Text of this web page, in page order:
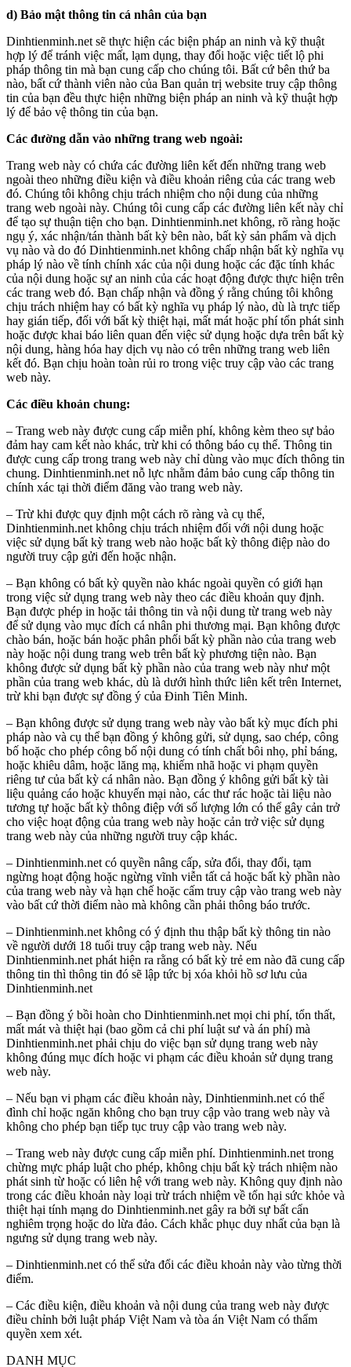
d) Bảo mật thông tin cá nhân của bạn
Dinhtienminh.net sẽ thực hiện các biện pháp an ninh và kỹ thuật
hợp lý để tránh việc mất, lạm dụng, thay đổi hoặc việc tiết lộ phi
pháp thông tin mà bạn cung cấp cho chúng tôi. Bất cứ bên thứ ba
nào, bất cứ thành viên nào của Ban quản trị website truy cập thông
tin của bạn đều thực hiện những biện pháp an ninh và kỹ thuật hợp
lý để bảo vệ thông tin của bạn.
Các đường dẫn vào những trang web ngoài:
Trang web này có chứa các đường liên kết đến những trang web
ngoài theo những điều kiện và điều khoản riêng của các trang web
đó. Chúng tôi không chịu trách nhiệm cho nội dung của những
trang web ngoài này. Chúng tôi cung cấp các đường liên kết này chỉ
để tạo sự thuận tiện cho bạn. Dinhtienminh.net không, rõ ràng hoặc
ngụ ý, xác nhận/tán thành bất kỳ bên nào, bất kỳ sản phẩm và dịch
vụ nào và do đó Dinhtienminh.net không chấp nhận bất kỳ nghĩa vụ
pháp lý nào về tính chính xác của nội dung hoặc các đặc tính khác
của nội dung hoặc sự an ninh của các hoạt động được thực hiện trên
các trang web đó. Bạn chấp nhận và đồng ý rằng chúng tôi không
chịu trách nhiệm hay có bất kỳ nghĩa vụ pháp lý nào, dù là trực tiếp
hay gián tiếp, đối với bất kỳ thiệt hại, mất mát hoặc phí tổn phát sinh
hoặc được khai báo liên quan đến việc sử dụng hoặc dựa trên bất kỳ
nội dung, hàng hóa hay dịch vụ nào có trên những trang web liên
kết đó. Bạn chịu hoàn toàn rủi ro trong việc truy cập vào các trang
web này.
Các điều khoản chung:
– Trang web này được cung cấp miễn phí, không kèm theo sự bảo
đảm hay cam kết nào khác, trừ khi có thông báo cụ thể. Thông tin
được cung cấp trong trang web này chỉ dùng vào mục đích thông tin
chung. Dinhtienminh.net nỗ lực nhằm đảm bảo cung cấp thông tin
chính xác tại thời điểm đăng vào trang web này.
– Trừ khi được quy định một cách rõ ràng và cụ thể,
Dinhtienminh.net không chịu trách nhiệm đối với nội dung hoặc
việc sử dụng bất kỳ trang web nào hoặc bất kỳ thông điệp nào do
người truy cập gửi đến hoặc nhận.
– Bạn không có bất kỳ quyền nào khác ngoài quyền có giới hạn
trong việc sử dụng trang web này theo các điều khoản quy định.
Bạn được phép in hoặc tải thông tin và nội dung từ trang web này
để sử dụng vào mục đích cá nhân phi thương mại. Bạn không được
chào bán, hoặc bán hoặc phân phối bất kỳ phần nào của trang web
này hoặc nội dung trang web trên bất kỳ phương tiện nào. Bạn
không được sử dụng bất kỳ phần nào của trang web này như một
phần của trang web khác, dù là dưới hình thức liên kết trên Internet,
trừ khi bạn được sự đồng ý của Đinh Tiên Minh.
– Bạn không được sử dụng trang web này vào bất kỳ mục đích phi
pháp nào và cụ thể bạn đồng ý không gửi, sử dụng, sao chép, công
bố hoặc cho phép công bố nội dung có tính chất bôi nhọ, phỉ báng,
hoặc khiêu dâm, hoặc lăng mạ, khiếm nhã hoặc vi phạm quyền
riêng tư của bất kỳ cá nhân nào. Bạn đồng ý không gửi bất kỳ tài
liệu quảng cáo hoặc khuyến mại nào, các thư rác hoặc tài liệu nào
tương tự hoặc bất kỳ thông điệp với số lượng lớn có thể gây cản trở
cho việc hoạt động của trang web này hoặc cản trở việc sử dụng
trang web này của những người truy cập khác.
– Dinhtienminh.net có quyền nâng cấp, sửa đổi, thay đổi, tạm
ngừng hoạt động hoặc ngừng vĩnh viễn tất cả hoặc bất kỳ phần nào
của trang web này và hạn chế hoặc cấm truy cập vào trang web này
vào bất cứ thời điểm nào mà không cần phải thông báo trước.
– Dinhtienminh.net không có ý định thu thập bất kỳ thông tin nào
về người dưới 18 tuổi truy cập trang web này. Nếu
Dinhtienminh.net phát hiện ra rằng có bất kỳ trẻ em nào đã cung cấp
thông tin thì thông tin đó sẽ lập tức bị xóa khỏi hồ sơ lưu của
Dinhtienminh.net
– Bạn đồng ý bồi hoàn cho Dinhtienminh.net mọi chi phí, tổn thất,
mất mát và thiệt hại (bao gồm cả chi phí luật sư và án phí) mà
Dinhtienminh.net phải chịu do việc bạn sử dụng trang web này
không đúng mục đích hoặc vi phạm các điều khoản sử dụng trang
web này.
– Nếu bạn vi phạm các điều khoản này, Dinhtienminh.net có thể
đình chỉ hoặc ngăn không cho bạn truy cập vào trang web này và
không cho phép bạn tiếp tục truy cập vào trang web này.
– Trang web này được cung cấp miễn phí. Dinhtienminh.net trong
chừng mực pháp luật cho phép, không chịu bất kỳ trách nhiệm nào
phát sinh từ hoặc có liên hệ với trang web này. Không quy định nào
trong các điều khoản này loại trừ trách nhiệm về tổn hại sức khỏe và
thiệt hại tính mạng do Dinhtienminh.net gây ra bởi sự bất cẩn
nghiêm trọng hoặc do lừa đảo. Cách khắc phục duy nhất của bạn là
ngưng sử dụng trang web này.
– Dinhtienminh.net có thể sửa đổi các điều khoản này vào từng thời
điểm.
– Các điều kiện, điều khoản và nội dung của trang web này được
điều chỉnh bởi luật pháp Việt Nam và tòa án Việt Nam có thẩm
quyền xem xét.
DANH MỤC